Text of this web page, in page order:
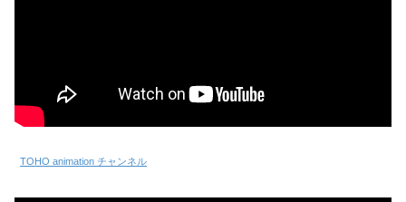
TOHO animation チャンネル